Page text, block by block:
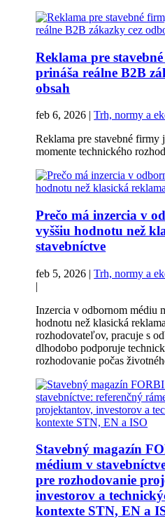
Reklama pre
prináša reálne B2B
obsah
feb 6, 2026 |Trh, normy a
Reklama pre stavebné firmy
momente technického
Prečo má inzercia v
vyššiu hodnotu než
stavebníctve
feb 5, 2026 |Trh, normy a
|
Inzercia v odbornom médiu
hodnotu než klasická
rozhodovateľov, pracuje s
dlhodobo podporuje
rozhodovanie počas
Stavebný magazín
médium v
pre rozhodovanie
investorov a
kontexte STN, EN a